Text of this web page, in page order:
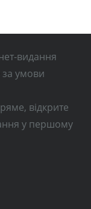
видання
умови
відкрите
у першому